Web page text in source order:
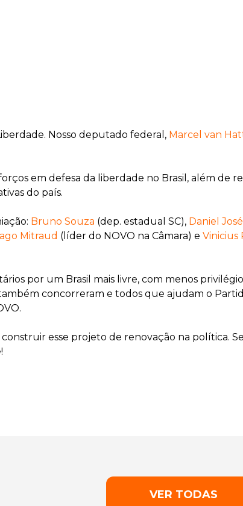
Nosso deputado federal, Marcel van
em defesa da liberdade no Brasil, além de
do país.
Bruno Souza (dep. estadual SC), Daniel José
Mitraud (líder do NOVO na Câmara) e Vinicius
por um Brasil mais livre, com menos
concorreram e todos que ajudam o
esse projeto de renovação na política.
VER TODAS